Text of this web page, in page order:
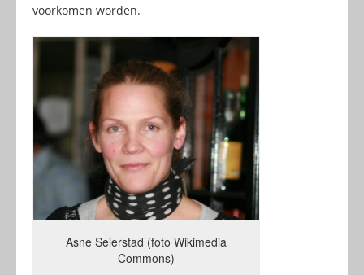
voorkomen worden.
Asne Seierstad (foto Wikimedia
Commons)